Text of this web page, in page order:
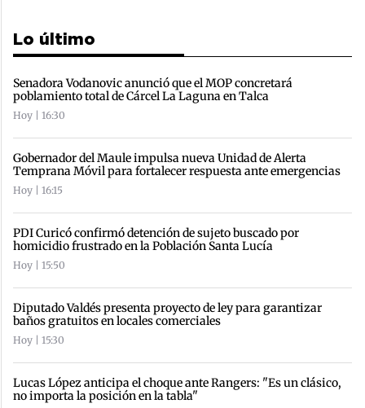
Lo último
Senadora Vodanovic anunció que el MOP concretará
poblamiento total de Cárcel La Laguna en Talca
Hoy | 16:30
Gobernador del Maule impulsa nueva Unidad de Alerta
Temprana Móvil para fortalecer respuesta ante emergencias
Hoy | 16:15
PDI Curicó confirmó detención de sujeto buscado por
homicidio frustrado en la Población Santa Lucía
Hoy | 15:50
Diputado Valdés presenta proyecto de ley para garantizar
baños gratuitos en locales comerciales
Hoy | 15:30
Lucas López anticipa el choque ante Rangers: "Es un clásico,
no importa la posición en la tabla"